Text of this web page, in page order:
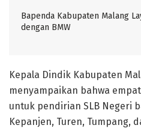
Bapenda Kabupaten Malang
dengan BMW
Kepala Dindik Kabupaten
menyampaikan bahwa
untuk pendirian SLB Negeri
Kepanjen, Turen, Tumpang,